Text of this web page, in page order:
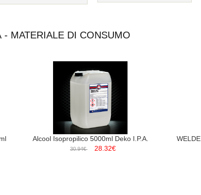
MATERIALE DI CONSUMO
Alcool Isopropilico 5000ml Deko I.P.A.
30.94€ 28.32€